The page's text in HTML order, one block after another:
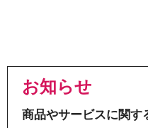
お知らせ
商品やサービスに関す